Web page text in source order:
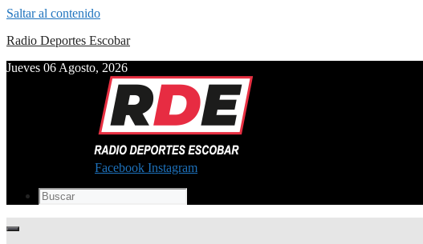
Saltar al contenido
Radio Deportes Escobar
Jueves 06 Agosto, 2026
Facebook Instagram